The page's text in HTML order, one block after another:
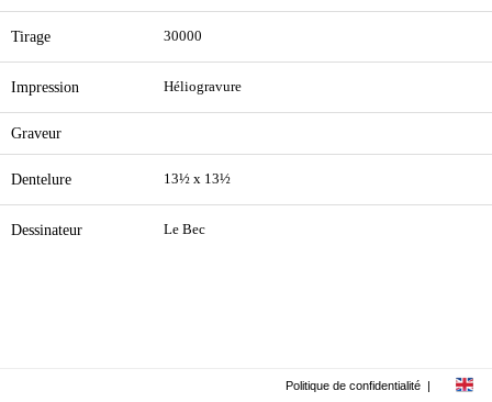
Tirage 30000
Impression Héliogravure
Graveur
Dentelure 13½ x 13½
Dessinateur Le Bec
Politique de confidentialité |